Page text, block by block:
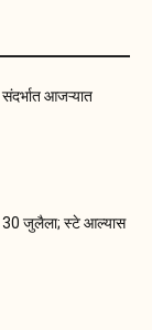
आजऱ्यात
30 जुलैला; स्टे आल्यास